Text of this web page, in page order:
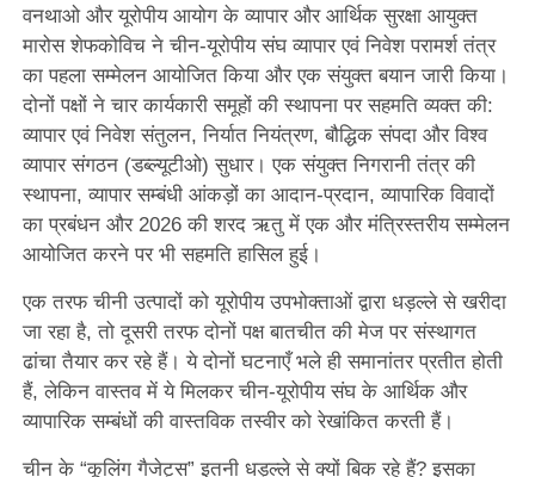
वनथाओ और यूरोपीय आयोग के व्यापार और आर्थिक सुरक्षा आयुक्त
मारोस शेफकोविच ने चीन-यूरोपीय संघ व्यापार एवं निवेश परामर्श तंत्र
का पहला सम्मेलन आयोजित किया और एक संयुक्त बयान जारी किया।
दोनों पक्षों ने चार कार्यकारी समूहों की स्थापना पर सहमति व्यक्त की:
व्यापार एवं निवेश संतुलन, निर्यात नियंत्रण, बौद्धिक संपदा और विश्व
व्यापार संगठन (डब्ल्यूटीओ) सुधार। एक संयुक्त निगरानी तंत्र की
स्थापना, व्यापार सम्बंधी आंकड़ों का आदान-प्रदान, व्यापारिक विवादों
का प्रबंधन और 2026 की शरद ऋतु में एक और मंत्रिस्तरीय सम्मेलन
आयोजित करने पर भी सहमति हासिल हुई।
एक तरफ चीनी उत्पादों को यूरोपीय उपभोक्ताओं द्वारा धड़ल्ले से खरीदा
जा रहा है, तो दूसरी तरफ दोनों पक्ष बातचीत की मेज पर संस्थागत
ढांचा तैयार कर रहे हैं। ये दोनों घटनाएँ भले ही समानांतर प्रतीत होती
हैं, लेकिन वास्तव में ये मिलकर चीन-यूरोपीय संघ के आर्थिक और
व्यापारिक सम्बंधों की वास्तविक तस्वीर को रेखांकित करती हैं।
चीन के “कूलिंग गैजेट्स” इतनी धड़ल्ले से क्यों बिक रहे हैं? इसका